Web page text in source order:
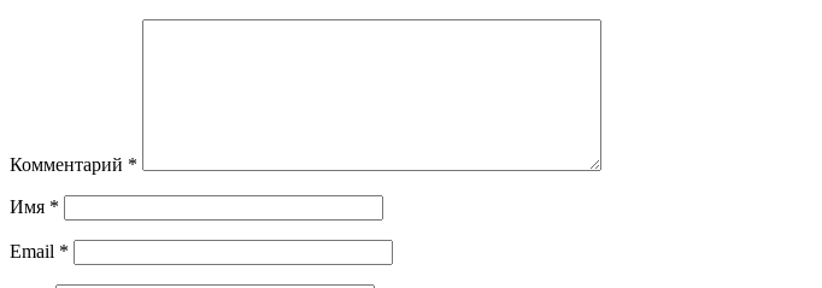
Комментарий *
Имя *
Email *